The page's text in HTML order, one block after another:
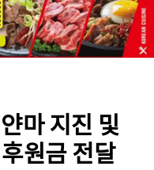
마 지진 및
원금 전달